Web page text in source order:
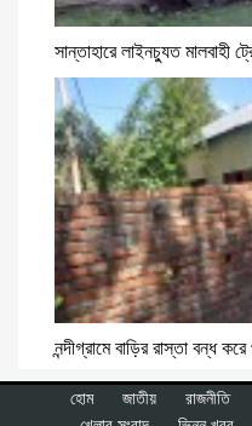
সান্তাহারে লাইনচ্যুত মালবাহী
নন্দীগ্রামে বাড়ির রাস্তা বন্ধ করে
হোম জাতীয় রাজনীতি